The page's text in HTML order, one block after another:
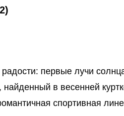
первые лучи
в весенней
спортивная